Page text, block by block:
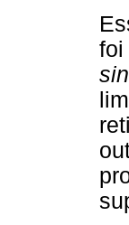
foi